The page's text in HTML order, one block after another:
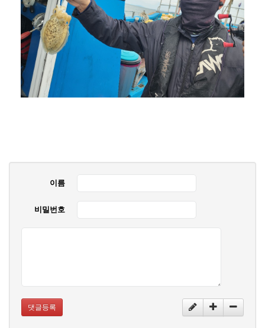
이름
비밀번호
댓글등록